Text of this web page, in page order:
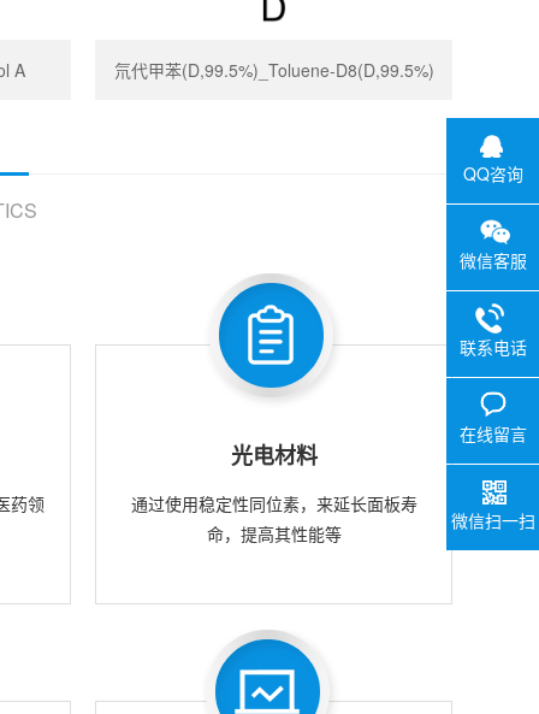
A 氘代甲苯(D,99.5%)_Toluene-D8(D,99.5%)
药领
光电材料
通过使用稳定性同位素，来延长面板寿
命，提高其性能等
QQ咨询
微信客服
联系电话
在线留言
微信扫一扫